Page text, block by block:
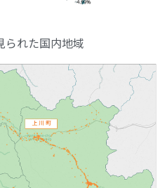
られた国内地域